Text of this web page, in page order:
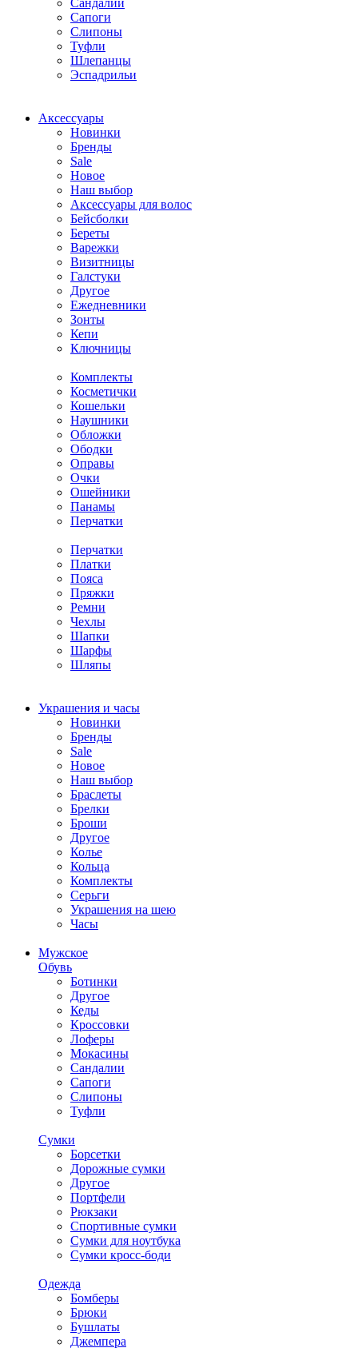
Сапоги
Слипоны
Туфли
Шлепанцы
Эспадрильи
Аксессуары
Новинки
Бренды
Sale
Новое
Наш выбор
Аксессуары для волос
Бейсболки
Береты
Варежки
Визитницы
Галстуки
Другое
Ежедневники
Зонты
Кепи
Ключницы
Комплекты
Косметички
Кошельки
Наушники
Обложки
Ободки
Оправы
Очки
Ошейники
Панамы
Перчатки
Перчатки
Платки
Пояса
Пряжки
Ремни
Чехлы
Шапки
Шарфы
Шляпы
Украшения и часы
Новинки
Бренды
Sale
Новое
Наш выбор
Браслеты
Брелки
Броши
Другое
Колье
Кольца
Комплекты
Серьги
Украшения на шею
Часы
Мужское
Обувь
Ботинки
Другое
Кеды
Кроссовки
Лоферы
Мокасины
Сандалии
Сапоги
Слипоны
Туфли
Сумки
Борсетки
Дорожные сумки
Другое
Портфели
Рюкзаки
Спортивные сумки
Сумки для ноутбука
Сумки кросс-боди
Одежда
Бомберы
Брюки
Бушлаты
Джемпера